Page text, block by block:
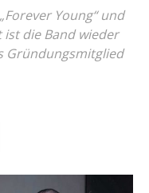
Young“ und
ist die Band wieder
Gründungsmitglied